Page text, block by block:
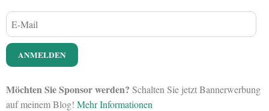
Möchten Sie Sponsor werden? Schalten Sie jetzt Bannerwerbung
auf meinem Blog! Mehr Informationen